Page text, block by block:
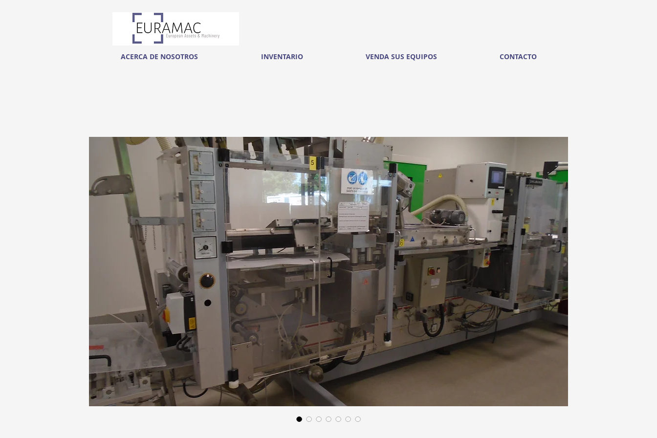
ACERCA DE NOSOTROS INVENTARIO VENDA SUS EQUIPOS CONTACTO